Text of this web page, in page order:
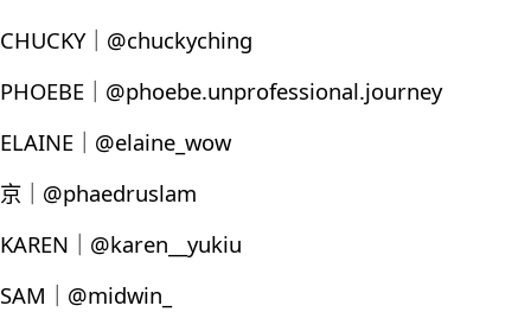
CHUCKY｜@chuckyching
PHOEBE｜@phoebe.unprofessional.journey
ELAINE｜@elaine_wow
京｜@phaedruslam
KAREN｜@karen__yukiu
SAM｜@midwin_